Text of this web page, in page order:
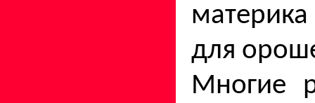
для
Многие